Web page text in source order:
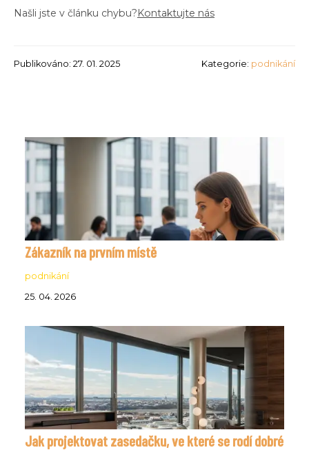
Našli jste v článku chybu?Kontaktujte nás
Publikováno: 27. 01. 2025 Kategorie: podnikání
Zákazník na prvním místě
podnikání
25. 04. 2026
Jak projektovat zasedačku, ve které se rodí dobré